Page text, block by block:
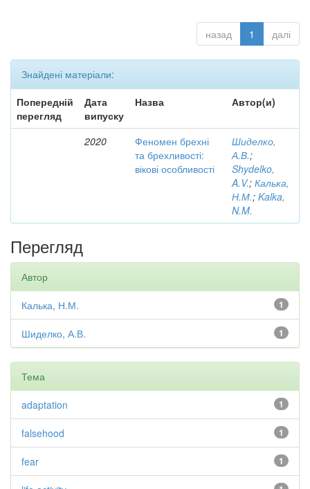
назад 1 далі
Знайдені матеріали:
Попередній
перегляд
Дата
випуску
Назва Автор(и)
2020
Феномен брехні
та брехливості:
вікові особливості
Шиделко,
А.В.;
Shydelko,
A.V.; Калька,
Н.М.; Kalka,
N.M.
Перегляд
Автор
1
Калька, Н.М.
1
Шиделко, А.В.
Тема
1
adaptation
1
falsehood
1
fear